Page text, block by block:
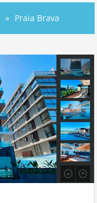
Praia Brava